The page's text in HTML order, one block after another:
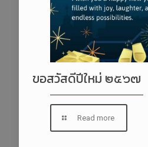
ขอสวัสดีปีใหม่ ๒๕๖๗
Read more